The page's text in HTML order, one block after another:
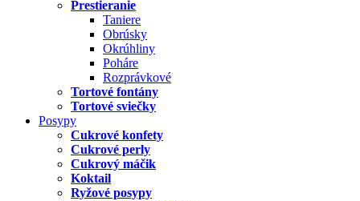
Prestieranie
Taniere
Obrúsky
Okrúhliny
Poháre
Rozprávkové
Tortové fontány
Tortové sviečky
Posypy
Cukrové konfety
Cukrové perly
Cukrový máčik
Koktail
Ryžové posypy